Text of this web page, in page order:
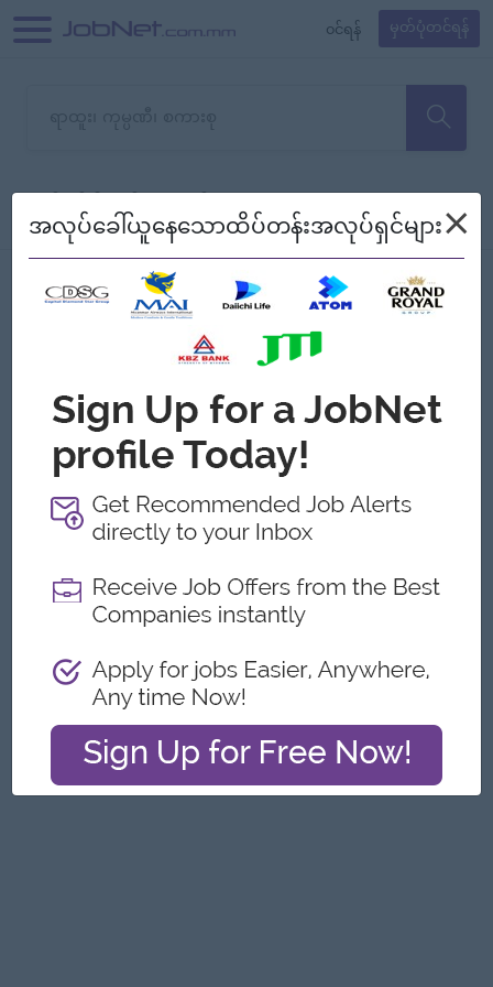
၀င်ရန် မှတ်ပုံတင်ရန်
သော အလုပ်မရှိသေးပါ။
စစ်ရန် စဉ်၍ကြည့်မည်
Myanmar
အလုပ်ခေါ်ယူနေသောထိပ်တန်းအလုပ်ရှင်များ×